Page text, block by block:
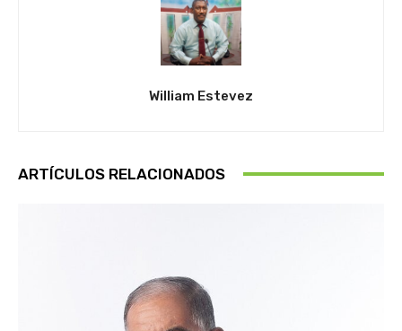
William Estevez
ARTÍCULOS RELACIONADOS